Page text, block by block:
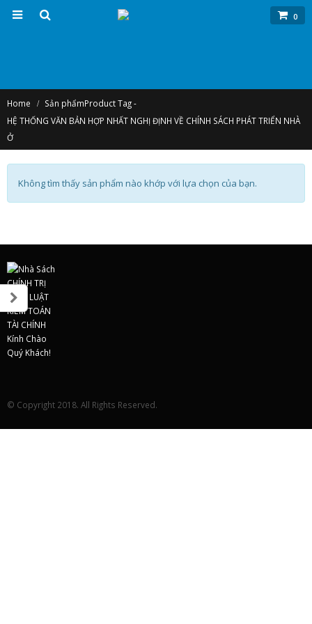
0
Home Sản phẩmProduct Tag -
HỆ THỐNG VĂN BẢN HỢP NHẤT NGHỊ ĐỊNH VỀ CHÍNH SÁCH PHÁT TRIỂN NHÀ
Ở
Không tìm thấy sản phẩm nào khớp với lựa chọn của bạn.
© Copyright 2018. All Rights Reserved.